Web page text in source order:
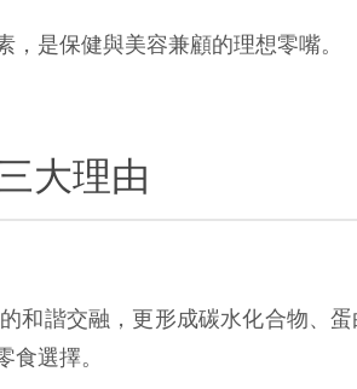
是保健與美容兼顧的理想零嘴。
大理由
和諧交融，更形成碳水化合物、
選擇。